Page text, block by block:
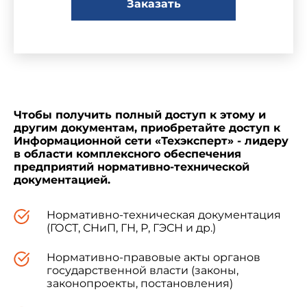
Межгосударственным Советом по
За принятие проголосовали:
Наименование государства Наименование
Республика Армения
Грузия Грузстандарт
Заказать
Чтобы получить полный доступ к этому и
другим документам, приобретайте доступ к
Информационной сети «Техэксперт» - лидеру
в области комплексного обеспечения
предприятий нормативно-технической
документацией.
Нормативно-техническая документация
(ГОСТ, СНиП, ГН, Р, ГЭСН и др.)
Нормативно-правовые акты органов
государственной власти (законы,
законопроекты, постановления)